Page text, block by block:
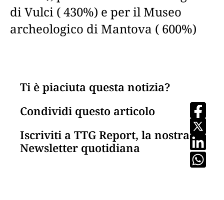
di Vulci ( 430%) e per il Museo
archeologico di Mantova ( 600%)
Ti è piaciuta questa notizia?
Condividi questo articolo
Iscriviti a TTG Report, la nostra
Newsletter quotidiana